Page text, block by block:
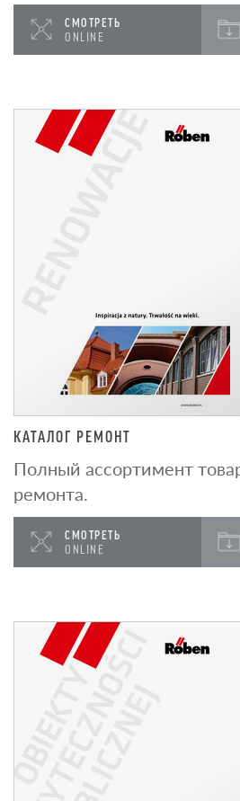
СМОТРЕТЬ
ONLINE
КАТАЛОГ РЕМОНТ
Полный ассортимент
ремонта.
СМОТРЕТЬ
ONLINE